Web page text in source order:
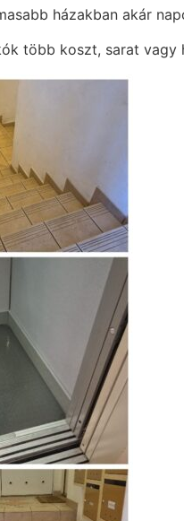
házakban akár
több koszt, sarat vagy